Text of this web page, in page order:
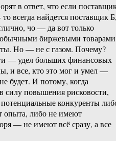
в ответ, что если
всегда найдется поставщик
чо — да вот только
биржевыми товарами
Но — не с газом. Почему?
— удел больших финансовых
и все, кто это мог и умел —
будет. И потому, когда
силу повышения рисковости,
конкуренты
опыта, либо не имеют
— не имеют всё сразу, а все